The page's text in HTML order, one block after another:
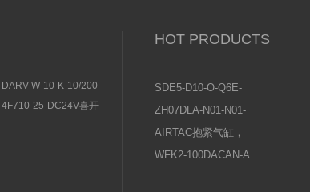
DARV-W-10-K-10/200
构分析
4F710-25-DC24V喜开
HOT PRODUCTS
SDE5-D10-O-Q6E-
P-KFESTO费斯托压
ZH07DLA-N01-N01-
N01日本SMC真空发
AIRTAC抱紧气缸，
夹紧气缸常见问题及
WFK2-100DACAN-A